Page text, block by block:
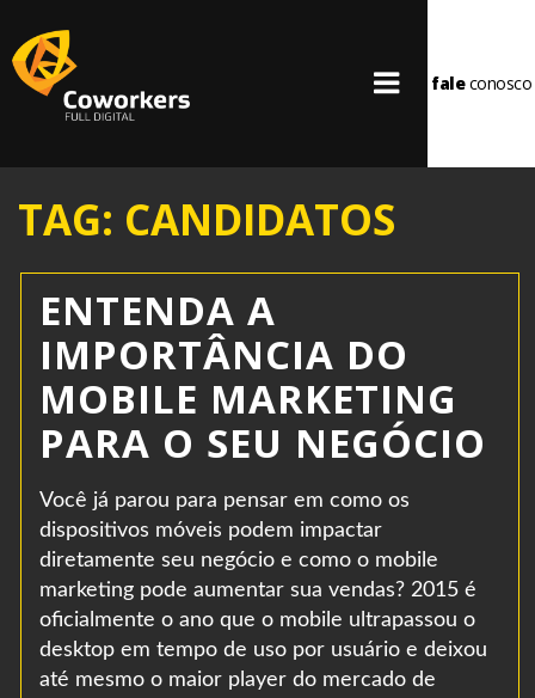
faleconosco
TAG: CANDIDATOS
ENTENDA A
IMPORTÂNCIA DO
MOBILE MARKETING
PARA O SEU NEGÓCIO
Você já parou para pensar em como os
dispositivos móveis podem impactar
diretamente seu negócio e como o mobile
marketing pode aumentar sua vendas? 2015 é
oficialmente o ano que o mobile ultrapassou o
desktop em tempo de uso por usuário e deixou
até mesmo o maior player do mercado de